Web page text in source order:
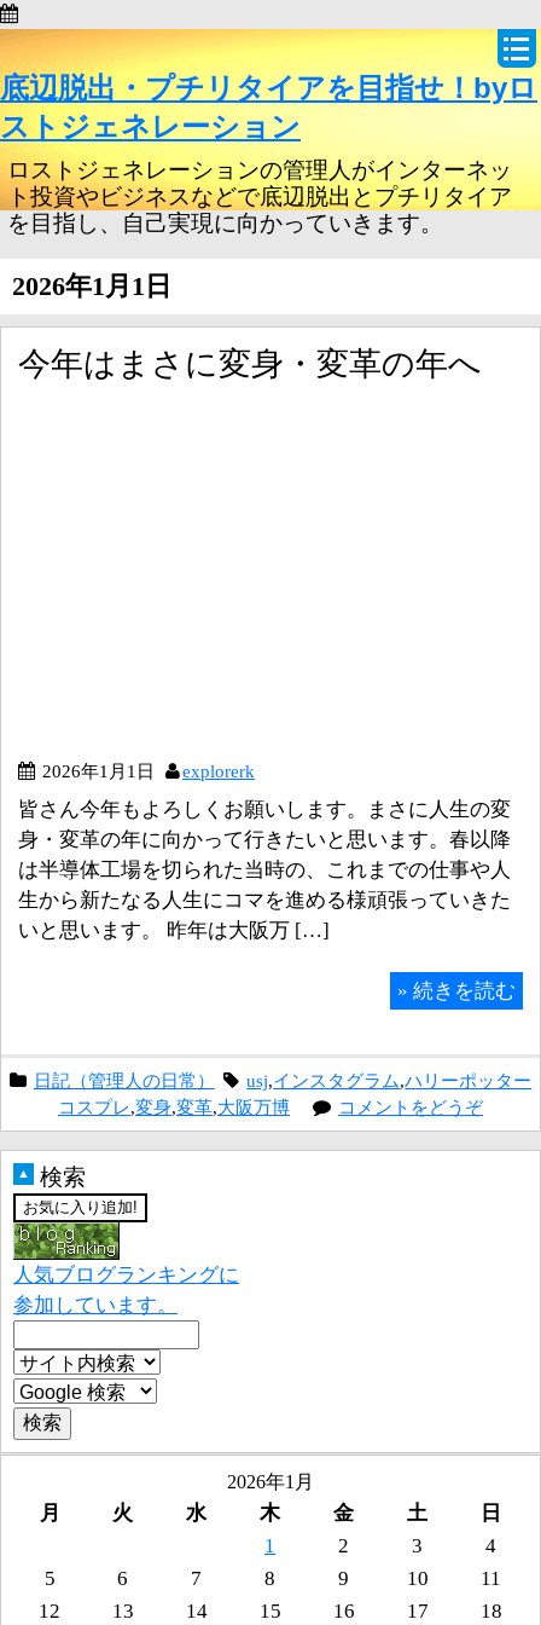
底辺脱出・プチリタイアを目指せ！byロ
ストジェネレーション
ロストジェネレーションの管理人がインターネッ
ト投資やビジネスなどで底辺脱出とプチリタイア
を目指し、自己実現に向かっていきます。
2026年1月1日
今年はまさに変身・変革の年へ
2026年1月1日 explorerk
皆さん今年もよろしくお願いします。まさに人生の変
身・変革の年に向かって行きたいと思います。春以降
は半導体工場を切られた当時の、これまでの仕事や人
生から新たなる人生にコマを進める様頑張っていきた
いと思います。 昨年は大阪万 […]
» 続きを読む
日記（管理人の日常） usj インスタグラム ハリーポッター
コスプレ 変身 変革 大阪万博 コメントをどうぞ
▲ 検索
人気ブログランキングに
参加しています。
2026年1月
月 火 水 木 金 土
日
1
2 3
4
5
6 7 8 9 10
11
12
13 14 15 16 17 18